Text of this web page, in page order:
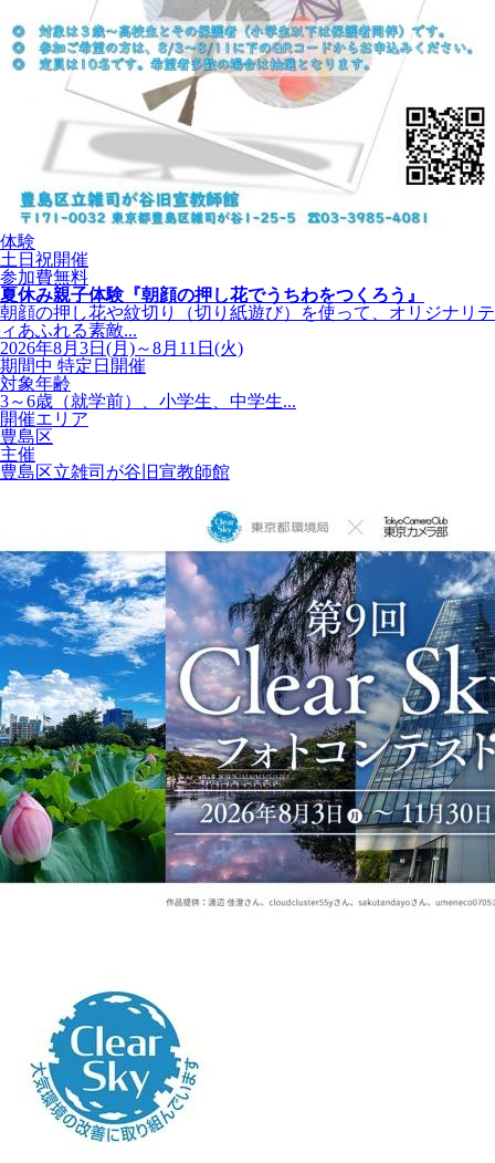
体験
土日祝開催
参加費無料
夏休み親子体験『朝顔の押し花でうちわをつくろう』
朝顔の押し花や紋切り（切り紙遊び）を使って、オリジナリテ
ィあふれる素敵...
2026年8月3日(月)～8月11日(火)
期間中 特定日開催
対象年齢
3～6歳（就学前）、小学生、中学生...
開催エリア
豊島区
主催
豊島区立雑司が谷旧宣教師館